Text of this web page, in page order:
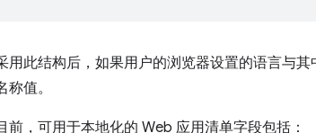
用此结构后，如果用户的浏览器设置的语言与
称值。
前，可用于本地化的 Web 应用清单字段包括：